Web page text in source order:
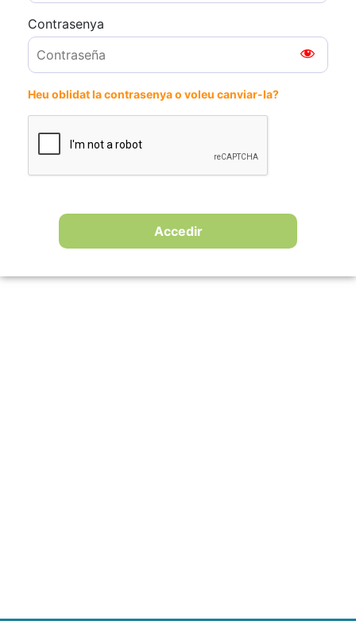
Contrasenya
Heu oblidat la contrasenya o voleu canviar-la?